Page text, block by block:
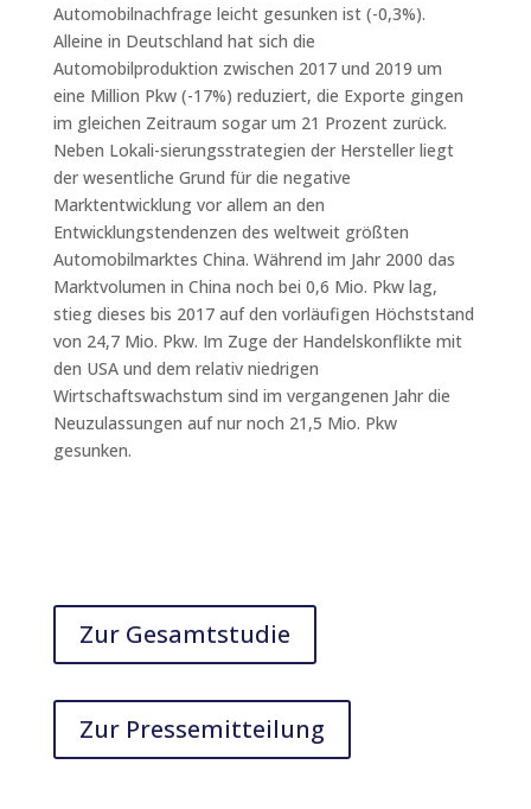
Automobilnachfrage leicht gesunken ist (-0,3%).
Alleine in Deutschland hat sich die
Automobilproduktion zwischen 2017 und 2019 um
eine Million Pkw (-17%) reduziert, die Exporte gingen
im gleichen Zeitraum sogar um 21 Prozent zurück.
Neben Lokali-sierungsstrategien der Hersteller liegt
der wesentliche Grund für die negative
Marktentwicklung vor allem an den
Entwicklungstendenzen des weltweit größten
Automobilmarktes China. Während im Jahr 2000 das
Marktvolumen in China noch bei 0,6 Mio. Pkw lag,
stieg dieses bis 2017 auf den vorläufigen Höchststand
von 24,7 Mio. Pkw. Im Zuge der Handelskonflikte mit
den USA und dem relativ niedrigen
Wirtschaftswachstum sind im vergangenen Jahr die
Neuzulassungen auf nur noch 21,5 Mio. Pkw
gesunken.
Zur Gesamtstudie
Zur Pressemitteilung